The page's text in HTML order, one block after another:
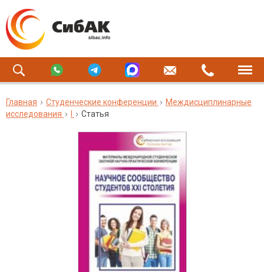
Главная Студенческие конференции
Междисциплинарные
исследования
Статья